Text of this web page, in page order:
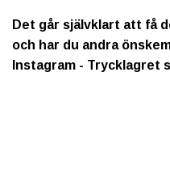
Det går självklart att få
och har du andra
Instagram - Trycklagret